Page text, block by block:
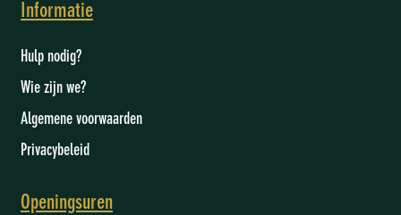
Informatie
Hulp nodig?
Wie zijn we?
Algemene voorwaarden
Privacybeleid
Openingsuren